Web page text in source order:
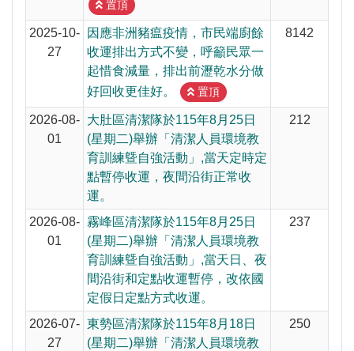
置頂
2025-10-
27
因應非洲豬瘟疫情，市民端廚餘
收運排出方式不變，呼籲民眾一
起惜食減量，排出前瀝乾水分做
好回收更佳好。
置頂
8142
2026-08-
01
大肚區清潔隊於115年8月25日
(星期二)舉辦「清潔人員環境教
育訓練曁自強活動」,當天定時定
點暫停收運，夜間沿街正常收
運。
212
2026-08-
01
霧峰區清潔隊於115年8月25日
(星期二)舉辦「清潔人員環境教
育訓練曁自強活動」,當天日、夜
間沿街和定點收運暫停，改依國
定假日定點方式收運。
237
2026-07-
27
東勢區清潔隊於115年8月18日
(星期二)舉辦「清潔人員環境教
250